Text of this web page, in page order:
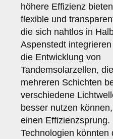
höhere Effizienz
flexible und
die sich nahtlos in
Aspenstedt
die Entwicklung von
Tandemsolarzellen,
mehreren Schichten
verschiedene
besser nutzen
einen Effizienzsprung.
Technologien könnten